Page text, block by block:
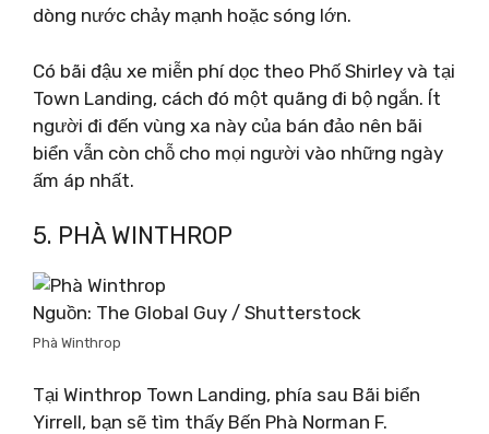
dòng nước chảy mạnh hoặc sóng lớn.
Có bãi đậu xe miễn phí dọc theo Phố Shirley và tại
Town Landing, cách đó một quãng đi bộ ngắn. Ít
người đi đến vùng xa này của bán đảo nên bãi
biển vẫn còn chỗ cho mọi người vào những ngày
ấm áp nhất.
5. PHÀ WINTHROP
Nguồn: The Global Guy / Shutterstock
Phà Winthrop
Tại Winthrop Town Landing, phía sau Bãi biển
Yirrell, bạn sẽ tìm thấy Bến Phà Norman F.